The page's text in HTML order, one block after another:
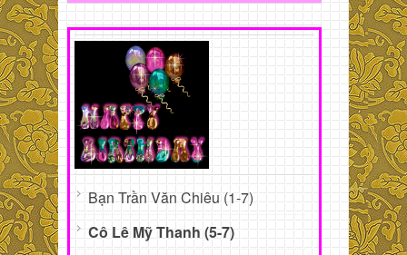
Bạn Trần Văn Chiêu (1-7)
Cô Lê Mỹ Thanh (5-7)